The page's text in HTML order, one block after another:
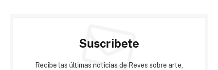
Suscribete
Recibe las últimas noticias de Reves sobre arte,